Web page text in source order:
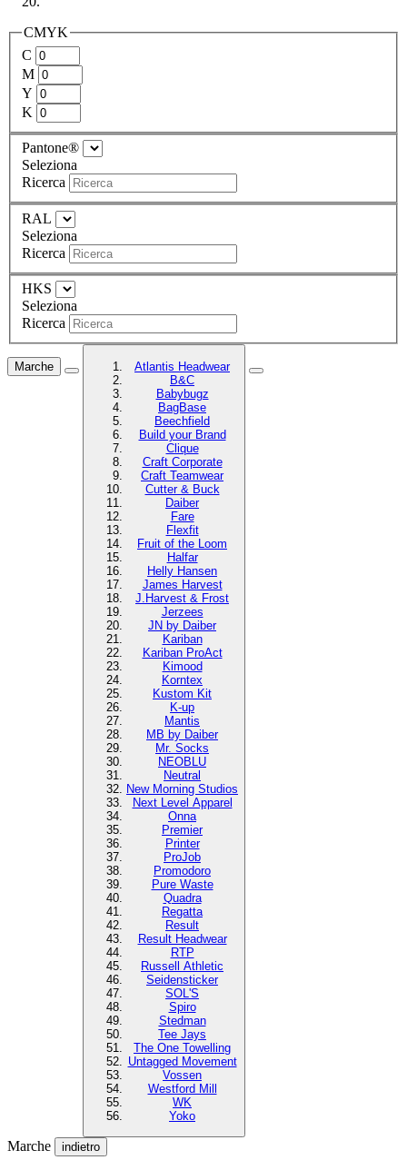
CMYK
C
M
Y
K
Pantone®
Seleziona
Ricerca
RAL
Seleziona
Ricerca
HKS
Seleziona
Ricerca
Marche
Atlantis Headwear
B&C
Babybugz
BagBase
Beechfield
Build your Brand
Clique
Craft Corporate
Craft Teamwear
Cutter & Buck
Daiber
Fare
Flexfit
Fruit of the Loom
Halfar
Helly Hansen
James Harvest
J.Harvest & Frost
Jerzees
JN by Daiber
Kariban
Kariban ProAct
Kimood
Korntex
Kustom Kit
K-up
Mantis
MB by Daiber
Mr. Socks
NEOBLU
Neutral
New Morning Studios
Next Level Apparel
Onna
Premier
Printer
ProJob
Promodoro
Pure Waste
Quadra
Regatta
Result
Result Headwear
RTP
Russell Athletic
Seidensticker
SOL'S
Spiro
Stedman
Tee Jays
The One Towelling
Untagged Movement
Vossen
Westford Mill
WK
Yoko
Marche indietro